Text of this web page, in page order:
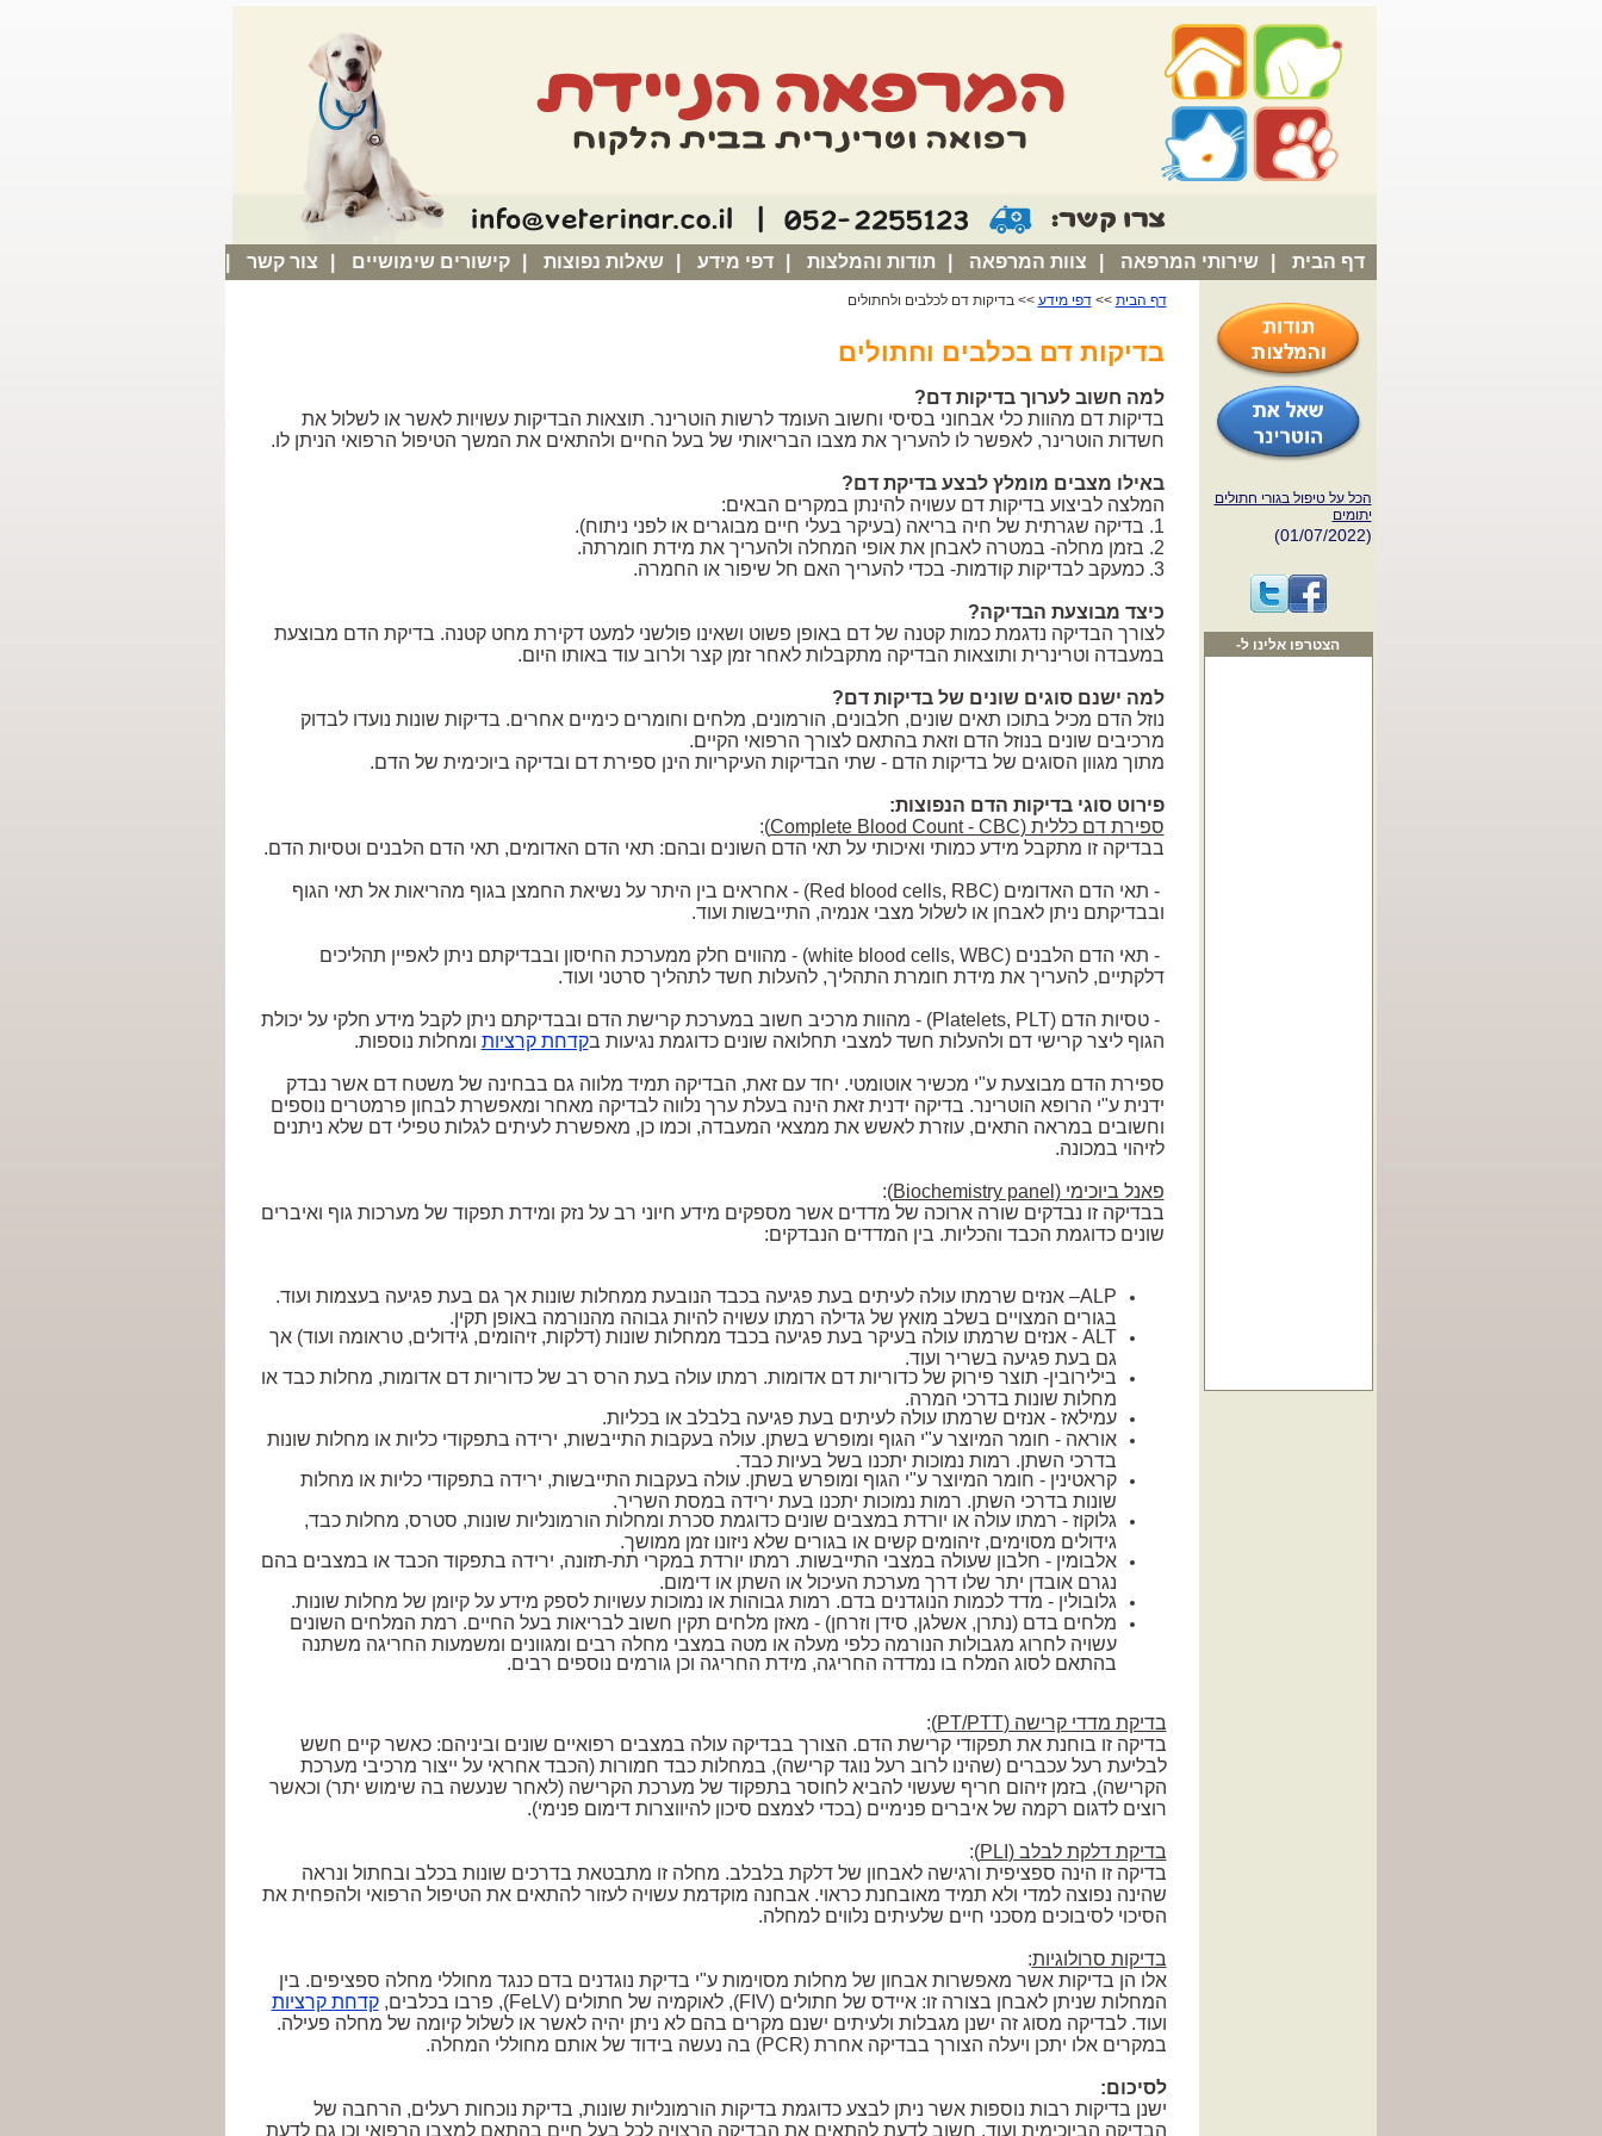
דף הבית שירותי המרפאה צוות המרפאה תודות והמלצות דפי מידע שאלות נפוצות קישורים שימושיים צור קשר
הכל על טיפול בגורי חתולים
יתומים
(01/07/2022)
המרפאה הניידת
הצטרפו אלינו ל-
דף הבית >>דפי מידע >> בדיקות דם לכלבים ולחתולים
בדיקות דם בכלבים וחתולים
למה חשוב לערוך בדיקות דם?
בדיקות דם מהוות כלי אבחוני בסיסי וחשוב העומד לרשות הוטרינר. תוצאות הבדיקות עשויות לאשר או לשלול את
חשדות הוטרינר, לאפשר לו להעריך את מצבו הבריאותי של בעל החיים ולהתאים את המשך הטיפול הרפואי הניתן לו.
באילו מצבים מומלץ לבצע בדיקת דם?
המלצה לביצוע בדיקות דם עשויה להינתן במקרים הבאים:
1. בדיקה שגרתית של חיה בריאה (בעיקר בעלי חיים מבוגרים או לפני ניתוח).
2. בזמן מחלה- במטרה לאבחן את אופי המחלה ולהעריך את מידת חומרתה.
3. כמעקב לבדיקות קודמות- בכדי להעריך האם חל שיפור או החמרה.
כיצד מבוצעת הבדיקה?
לצורך הבדיקה נדגמת כמות קטנה של דם באופן פשוט ושאינו פולשני למעט דקירת מחט קטנה. בדיקת הדם מבוצעת
במעבדה וטרינרית ותוצאות הבדיקה מתקבלות לאחר זמן קצר ולרוב עוד באותו היום.
למה ישנם סוגים שונים של בדיקות דם?
נוזל הדם מכיל בתוכו תאים שונים, חלבונים, הורמונים, מלחים וחומרים כימיים אחרים. בדיקות שונות נועדו לבדוק
מרכיבים שונים בנוזל הדם וזאת בהתאם לצורך הרפואי הקיים.
מתוך מגוון הסוגים של בדיקות הדם - שתי הבדיקות העיקריות הינן ספירת דם ובדיקה ביוכימית של הדם.
פירוט סוגי בדיקות הדם הנפוצות:
ספירת דם כללית (Complete Blood Count - CBC
)
:
בבדיקה זו מתקבל מידע כמותי ואיכותי על תאי הדם השונים ובהם: תאי הדם האדומים, תאי הדם הלבנים וטסיות הדם.
- תאי הדם האדומים (Red blood cells, RBC) - אחראים בין היתר על נשיאת החמצן בגוף מהריאות אל תאי הגוף
ובבדיקתם ניתן לאבחן או לשלול מצבי אנמיה, התייבשות ועוד.
- תאי הדם הלבנים (white blood cells, WBC) - מהווים חלק ממערכת החיסון ובבדיקתם ניתן לאפיין תהליכים
דלקתיים, להעריך את מידת חומרת התהליך, להעלות חשד לתהליך סרטני ועוד.
- טסיות הדם (PLT
,
Platelets) - מהוות מרכיב חשוב במערכת קרישת הדם ובבדיקתם ניתן לקבל מידע חלקי על יכולת
הגוף ליצר קרישי דם ולהעלות חשד למצבי תחלואה שונים כדוגמת נגיעות בקדחת קרציות ומחלות נוספות.
ספירת הדם מבוצעת ע"י מכשיר אוטומטי. יחד עם זאת, הבדיקה תמיד מלווה גם בבחינה של משטח דם אשר נבדק
ידנית ע"י הרופא הוטרינר. בדיקה ידנית זאת הינה בעלת ערך נלווה לבדיקה מאחר ומאפשרת לבחון פרמטרים נוספים
וחשובים במראה התאים, עוזרת לאשש את ממצאי המעבדה, וכמו כן, מאפשרת לעיתים לגלות טפילי דם שלא ניתנים
לזיהוי במכונה.
פאנל ביוכימי ( Biochemistry panel
)
:
בבדיקה זו נבדקים שורה ארוכה של מדדים אשר מספקים מידע חיוני רב על נזק ומידת תפקוד של מערכות גוף ואיברים
שונים כדוגמת הכבד והכליות. בין המדדים הנבדקים:
ALP– אנזים שרמתו עולה לעיתים בעת פגיעה בכבד הנובעת ממחלות שונות אך גם בעת פגיעה בעצמות ועוד.
בגורים המצויים בשלב מואץ של גדילה רמתו עשויה להיות גבוהה מהנורמה באופן תקין.
ALT - אנזים שרמתו עולה בעיקר בעת פגיעה בכבד ממחלות שונות (דלקות, זיהומים, גידולים, טראומה ועוד) אך
גם בעת פגיעה בשריר ועוד.
בילירובין- תוצר פירוק של כדוריות דם אדומות. רמתו עולה בעת הרס רב של כדוריות דם אדומות, מחלות כבד או
מחלות שונות בדרכי המרה.
עמילאז - אנזים שרמתו עולה לעיתים בעת פגיעה בלבלב או בכליות.
אוראה - חומר המיוצר ע"י הגוף ומופרש בשתן. עולה בעקבות התייבשות, ירידה בתפקודי כליות או מחלות שונות
בדרכי השתן. רמות נמוכות יתכנו בשל בעיות כבד.
קראטינין - חומר המיוצר ע"י הגוף ומופרש בשתן. עולה בעקבות התייבשות, ירידה בתפקודי כליות או מחלות
שונות בדרכי השתן. רמות נמוכות יתכנו בעת ירידה במסת השריר.
גלוקוז - רמתו עולה או יורדת במצבים שונים כדוגמת סכרת ומחלות הורמונליות שונות, סטרס, מחלות כבד,
גידולים מסוימים, זיהומים קשים או בגורים שלא ניזונו זמן ממושך.
אלבומין - חלבון שעולה במצבי התייבשות. רמתו יורדת במקרי תת-תזונה, ירידה בתפקוד הכבד או במצבים בהם
נגרם אובדן יתר שלו דרך מערכת העיכול או השתן או דימום.
גלובולין - מדד לכמות הנוגדנים בדם. רמות גבוהות או נמוכות עשויות לספק מידע על קיומן של מחלות שונות.
מלחים בדם (נתרן, אשלגן, סידן וזרחן) - מאזן מלחים תקין חשוב לבריאות בעל החיים. רמת המלחים השונים
עשויה לחרוג מגבולות הנורמה כלפי מעלה או מטה במצבי מחלה רבים ומגוונים ומשמעות החריגה משתנה
בהתאם לסוג המלח בו נמדדה החריגה, מידת החריגה וכן גורמים נוספים רבים.
בדיקת מדדי קרישה (PT/PTT
)
:
בדיקה זו בוחנת את תפקודי קרישת הדם. הצורך בבדיקה עולה במצבים רפואיים שונים וביניהם: כאשר קיים חשש
לבליעת רעל עכברים (שהינו לרוב רעל נוגד קרישה), במחלות כבד חמורות (הכבד אחראי על ייצור מרכיבי מערכת
הקרישה), בזמן זיהום חריף שעשוי להביא לחוסר בתפקוד של מערכת הקרישה (לאחר שנעשה בה שימוש יתר) וכאשר
רוצים לדגום רקמה של איברים פנימיים (בכדי לצמצם סיכון להיווצרות דימום פנימי).
בדיקת דלקת לבלב ( PLI
)
:
בדיקה זו הינה ספציפית ורגישה לאבחון של דלקת בלבלב. מחלה זו מתבטאת בדרכים שונות בכלב ובחתול ונראה
שהינה נפוצה למדי ולא תמיד מאובחנת כראוי. אבחנה מוקדמת עשויה לעזור להתאים את הטיפול הרפואי ולהפחית את
הסיכוי לסיבוכים מסכני חיים שלעיתים נלווים למחלה.
בדיקות סרולוגיות:
אלו הן בדיקות אשר מאפשרות אבחון של מחלות מסוימות ע"י בדיקת נוגדנים בדם כנגד מחוללי מחלה ספציפים. בין
המחלות שניתן לאבחן בצורה זו: איידס של חתולים (FIV), לאוקמיה של חתולים (FeLV), פרבו בכלבים,קדחת קרציות
ועוד. לבדיקה מסוג זה ישנן מגבלות ולעיתים ישנם מקרים בהם לא ניתן יהיה לאשר או לשלול קיומה של מחלה פעילה.
במקרים אלו יתכן ויעלה הצורך בבדיקה אחרת (PCR) בה נעשה בידוד של אותם מחוללי המחלה.
לסיכום:
ישנן בדיקות רבות נוספות אשר ניתן לבצע כדוגמת בדיקות הורמונליות שונות, בדיקת נוכחות רעלים, הרחבה של
הבדיקה הביוכימית ועוד. חשוב לדעת להתאים את הבדיקה הרצויה לכל בעל חיים בהתאם למצבו הרפואי וכן גם לדעת